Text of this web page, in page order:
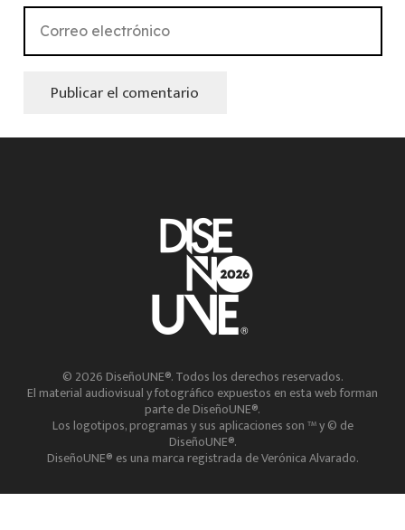
Publicar el comentario
© 2026 DiseñoUNE®. Todos los derechos reservados.
El material audiovisual y fotográfico expuestos en esta web forman
parte de DiseñoUNE®.
Los logotipos, programas y sus aplicaciones son ™ y © de
DiseñoUNE®.
DiseñoUNE® es una marca registrada de Verónica Alvarado.